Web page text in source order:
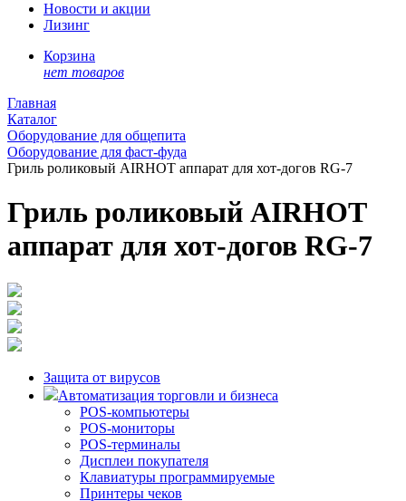
Новости и акции
Лизинг
Корзина
нет товаров
Главная
Каталог
Оборудование для общепита
Оборудование для фаст-фуда
Гриль роликовый AIRHOT аппарат для хот-догов RG-7
Гриль роликовый AIRHOT
аппарат для хот-догов RG-7
Защита от вирусов
Автоматизация торговли и бизнеса
POS-компьютеры
POS-мониторы
POS-терминалы
Дисплеи покупателя
Клавиатуры программируемые
Принтеры чеков